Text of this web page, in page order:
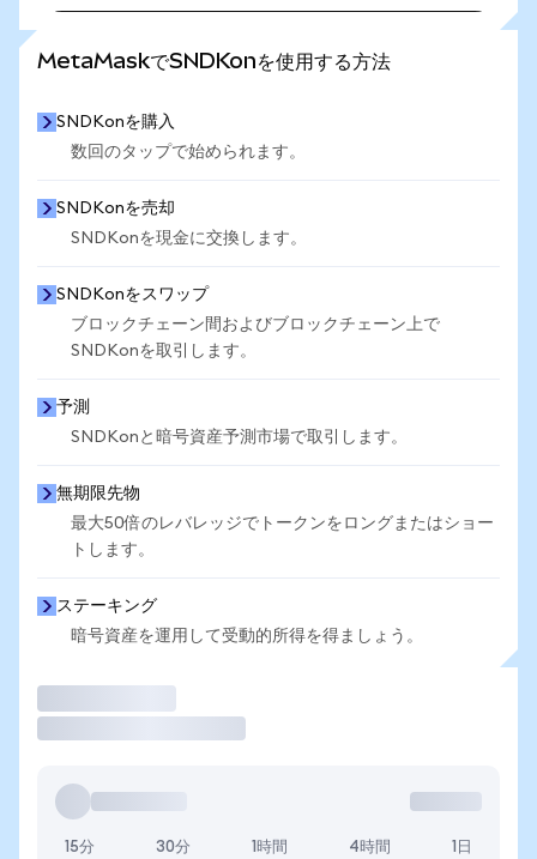
MetaMaskでSNDKonを使用する方法
SNDKonを購入
数回のタップで始められます。
SNDKonを売却
SNDKonを現金に交換します。
SNDKonをスワップ
ブロックチェーン間およびブロックチェーン上で
SNDKonを取引します。
予測
SNDKonと暗号資産予測市場で取引します。
無期限先物
最大50倍のレバレッジでトークンをロングまたはショー
トします。
ステーキング
暗号資産を運用して受動的所得を得ましょう。
15分 30分 1時間 4時間 1日